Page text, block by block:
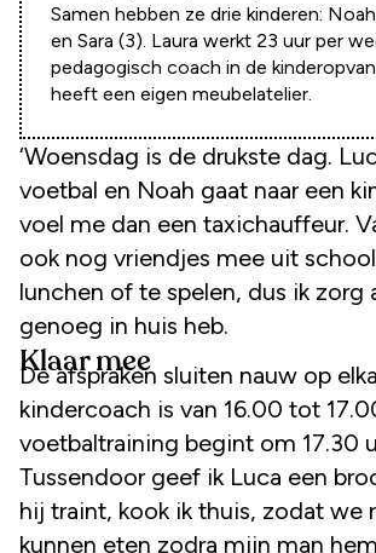
Samen hebben ze drie kinderen:
en Sara (3). Laura werkt 23 uur per
pedagogisch coach in de
heeft een eigen meubelatelier.
‘Woensdag is de drukste dag. Luca moet naar
voetbal en Noah gaat naar een
voel me dan een taxichauffeur.
ook nog vriendjes mee uit
lunchen of te spelen, dus ik zorg
genoeg in huis heb.
Klaar mee
De afspraken sluiten nauw op
kindercoach is van 16.00 tot
voetbaltraining begint om 17.30
Tussendoor geef ik Luca een
hij traint, kook ik thuis, zodat we
kunnen eten zodra mijn man